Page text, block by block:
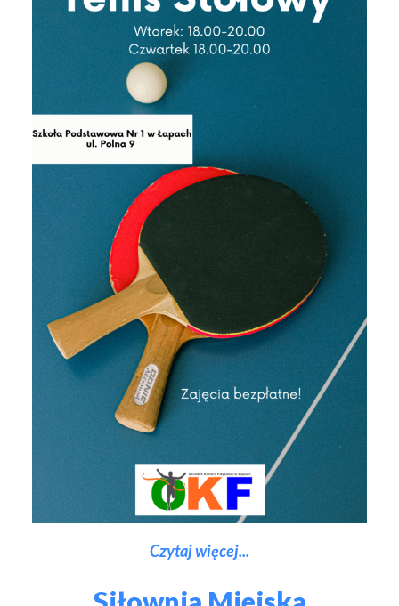
Czytaj więcej...